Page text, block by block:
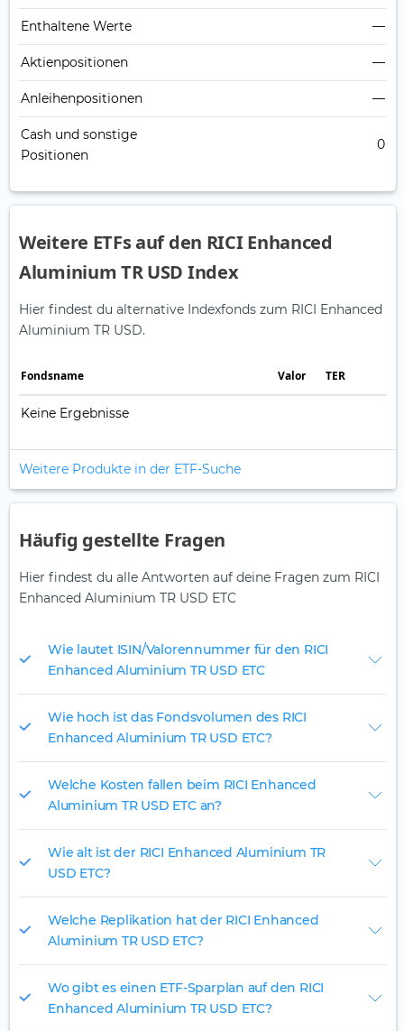
Enthaltene Werte —
Aktienpositionen —
Anleihenpositionen —
Cash und sonstige
Positionen
0
Weitere ETFs auf den RICI Enhanced
Aluminium TR USD Index
Hier findest du alternative Indexfonds zum RICI Enhanced
Aluminium TR USD.
Fonds­name Valor TER
Keine Ergebnisse
Weitere Produkte in der ETF-Suche
Häufig gestellte Fragen
Hier findest du alle Antworten auf deine Fragen zum RICI
Enhanced Aluminium TR USD ETC
Wie lautet ISIN/Valorennummer für den RICI
Enhanced Aluminium TR USD ETC
Wie hoch ist das Fondsvolumen des RICI
Enhanced Aluminium TR USD ETC?
Welche Kosten fallen beim RICI Enhanced
Aluminium TR USD ETC an?
Wie alt ist der RICI Enhanced Aluminium TR
USD ETC?
Welche Replikation hat der RICI Enhanced
Aluminium TR USD ETC?
Wo gibt es einen ETF-Sparplan auf den RICI
Enhanced Aluminium TR USD ETC?